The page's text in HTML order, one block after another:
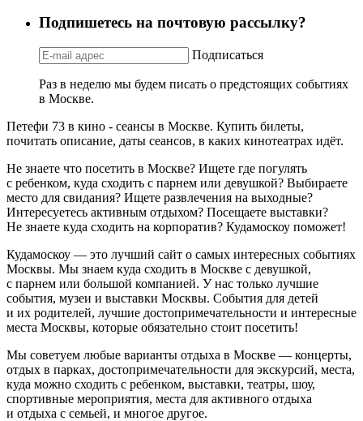
Подпишетесь на почтовую рассылку?
Подписаться
Раз в неделю мы будем писать о предстоящих событиях
в Москве.
Петефи 73 в кино - сеансы в Москве. Купить билеты,
почитать описание, даты сеансов, в каких кинотеатрах идёт.
Не знаете что посетить в Москве? Ищете где погулять
с ребенком, куда сходить с парнем или девушкой? Выбираете
место для свидания? Ищете развлечения на выходные?
Интересуетесь активным отдыхом? Посещаете выставки?
Не знаете куда сходить на корпоратив? Кудамоскоу поможет!
Кудамоскоу — это лучший сайт о самых интересных событиях
Москвы. Мы знаем куда сходить в Москве с девушкой,
с парнем или большой компанией. У нас только лучшие
события, музеи и выставки Москвы. События для детей
и их родителей, лучшие достопримечательности и интересные
места Москвы, которые обязательно стоит посетить!
Мы советуем любые варианты отдыха в Москве — концерты,
отдых в парках, достопримечательности для экскурсий, места,
куда можно сходить с ребенком, выставки, театры, шоу,
спортивные мероприятия, места для активного отдыха
и отдыха с семьей, и многое другое.